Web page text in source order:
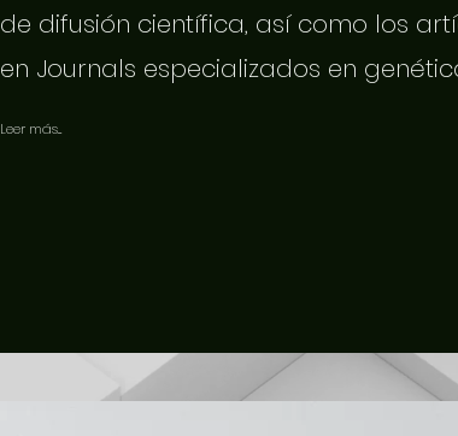
de difusión científica, así como los
en Journals especializados en
Leer más...